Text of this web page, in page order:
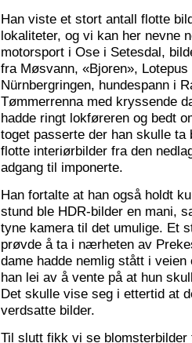
Han viste et stort antall flotte
lokaliteter, og vi kan her nevne
motorsport i Ose i Setesdal,
fra Møsvann, «Bjoren»,
Nürnbergringen, hundespann i
Tømmerrenna med kryssende
hadde ringt lokføreren og bedt
toget passerte der han skulle
flotte interiørbilder fra den
adgang til imponerte.
Han fortalte at han også holdt
stund ble HDR-bilder en mani,
tyne kamera til det umulige. Et
prøvde å ta i nærheten av
dame hadde nemlig stått i
han lei av å vente på at hun
Det skulle vise seg i ettertid at
verdsatte bilder.
Til slutt fikk vi se